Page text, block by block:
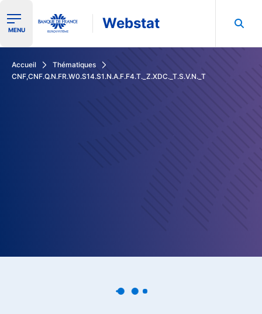
Ouvrir le menu de navigation
MENU Webstat
Accueil
Thématiques
CNF,CNF.Q.N.FR.W0.S14.S1.N.A.F.F4.T._Z.XDC._T.S.V.N._T